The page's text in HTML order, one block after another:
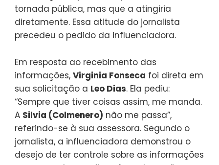
tornada pública, mas que a atingiria
diretamente. Essa atitude do jornalista
precedeu o pedido da influenciadora.
Em resposta ao recebimento das
informações, Virginia Fonseca foi direta em
sua solicitação a Leo Dias. Ela pediu:
“Sempre que tiver coisas assim, me manda.
A Silvia (Colmenero) não me passa”,
referindo-se à sua assessora. Segundo o
jornalista, a influenciadora demonstrou o
desejo de ter controle sobre as informações